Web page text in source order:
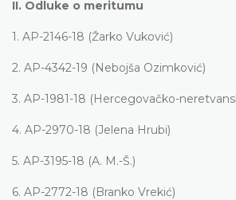
II. Odluke o meritumu
1. AP-2146-18 (Žarko Vuković)
2. AP-4342-19 (Nebojša Ozimković)
3. AP-1981-18 (Hercegovačko-
4. AP-2970-18 (Jelena Hrubi)
5. AP-3195-18 (A. M.-Š.)
6. AP-2772-18 (Branko Vrekić)